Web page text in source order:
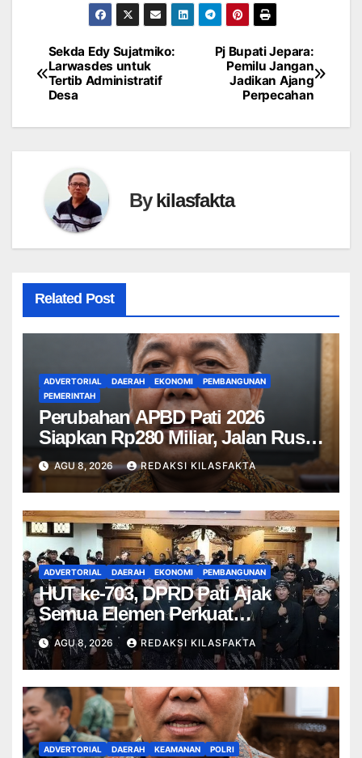
Navigasi
pos
Pj Bupati Jepara:
Pemilu Jangan
Jadikan Ajang
Perpecahan
Sekda Edy Sujatmiko:
Larwasdes untuk
Tertib Administratif
Desa
Bykilasfakta
Related Post
ADVERTORIAL DAERAH EKONOMI
PEMBANGUNAN
PEMERINTAH
Perubahan APBD Pati 2026
Siapkan Rp280 Miliar, Jalan Rusak
Jadi Prioritas
AGU 8, 2026 REDAKSI KILASFAKTA
ADVERTORIAL DAERAH EKONOMI PEMBANGUNAN
HUT ke-703, DPRD Pati Ajak
Semua Elemen Perkuat
Kolaborasi Pembangunan
AGU 8, 2026 REDAKSI KILASFAKTA
ADVERTORIAL DAERAH KEAMANAN POLRI